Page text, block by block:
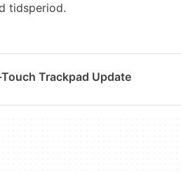
tidsperiod.
Trackpad Update